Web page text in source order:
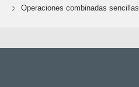
Operaciones combinadas sencillas